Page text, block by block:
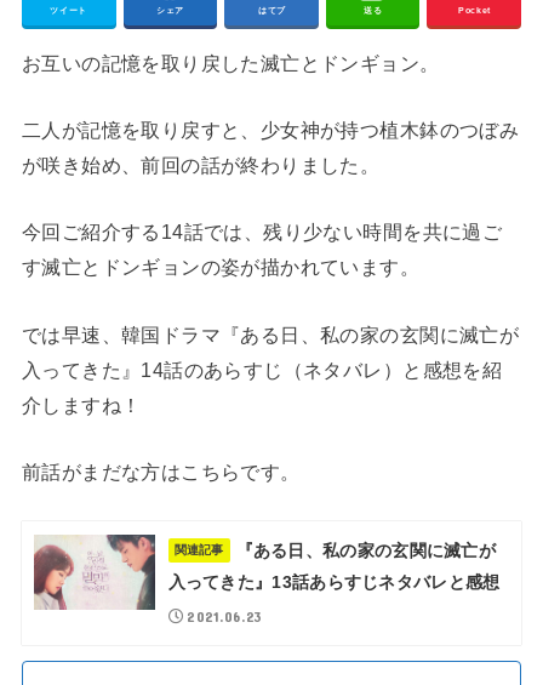
ツイート シェア はてブ 送る Pocket
お互いの記憶を取り戻した滅亡とドンギョン。
二人が記憶を取り戻すと、少女神が持つ植木鉢のつぼみ
が咲き始め、前回の話が終わりました。
今回ご紹介する14話では、残り少ない時間を共に過ご
す滅亡とドンギョンの姿が描かれています。
では早速、韓国ドラマ『ある日、私の家の玄関に滅亡が
入ってきた』14話のあらすじ（ネタバレ）と感想を紹
介しますね！
前話がまだな方はこちらです。
関連記事
『ある日、私の家の玄関に滅亡が
入ってきた』13話あらすじネタバレと感想
2021.06.23